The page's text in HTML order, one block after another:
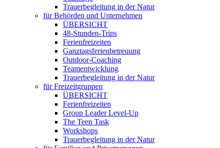
Trauerbegleitung in der Natur
für Behörden und Unternehmen
ÜBERSICHT
48-Stunden-Trips
Ferienfreizeiten
Ganztagsferienbetreuung
Outdoor-Coaching
Teamentwicklung
Trauerbegleitung in der Natur
für Freizeitgruppen
ÜBERSICHT
Ferienfreizeiten
Group Leader Level-Up
The Teen Task
Workshops
Trauerbegleitung in der Natur